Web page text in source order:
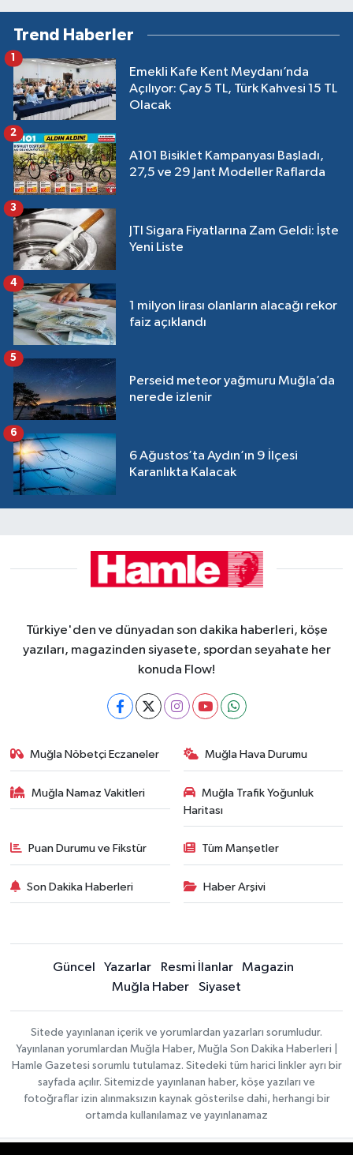
Trend Haberler
Emekli Kafe Kent Meydanı’nda
Açılıyor: Çay 5 TL, Türk Kahvesi 15 TL
Olacak
1
A101 Bisiklet Kampanyası Başladı,
27,5 ve 29 Jant Modeller Raflarda
2
JTI Sigara Fiyatlarına Zam Geldi: İşte
Yeni Liste
3
1 milyon lirası olanların alacağı rekor
faiz açıklandı
4
Perseid meteor yağmuru Muğla’da
nerede izlenir
5
6 Ağustos’ta Aydın’ın 9 İlçesi
Karanlıkta Kalacak
6
Türkiye'den ve dünyadan son dakika haberleri, köşe
yazıları, magazinden siyasete, spordan seyahate her
konuda Flow!
Muğla Nöbetçi Eczaneler Muğla Hava Durumu
Muğla Namaz Vakitleri
Muğla Trafik Yoğunluk
Haritası
Puan Durumu ve Fikstür Tüm Manşetler
Son Dakika Haberleri Haber Arşivi
Güncel Yazarlar Resmi İlanlar
Magazin
Muğla Haber
Siyaset
Sitede yayınlanan içerik ve yorumlardan yazarları sorumludur.
Yayınlanan yorumlardan Muğla Haber, Muğla Son Dakika Haberleri |
Hamle Gazetesi sorumlu tutulamaz. Sitedeki tüm harici linkler ayrı bir
sayfada açılır. Sitemizde yayınlanan haber, köşe yazıları ve
fotoğraflar izin alınmaksızın kaynak gösterilse dahi, herhangi bir
ortamda kullanılamaz ve yayınlanamaz